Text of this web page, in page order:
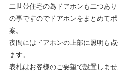
二世帯住宅の為ドアホンも二つあ
の事ですのでドアホンをまとめて
案。
夜間にはドアホンの上部に照明も
ます。
表札はお客様のご要望で設置しま